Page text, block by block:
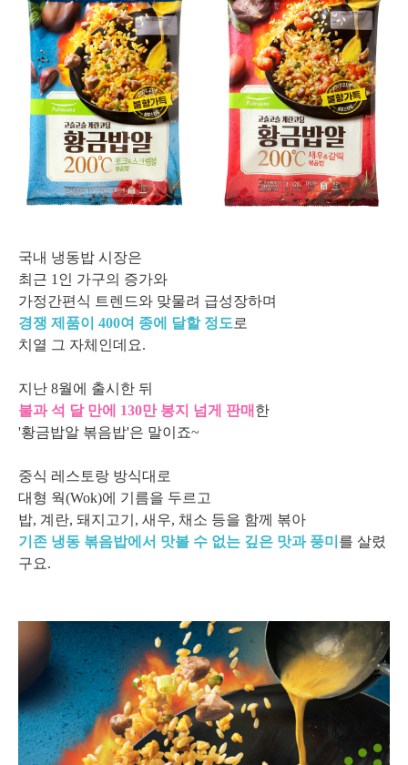
국내 냉동밥 시장은
최근 1 인 가구의 증가와
가정간편식 트렌드와 맞물려 급성장하며
경쟁 제품이 400여 종에 달할 정도 로
치열 그 자체인데요.
지난 8월에 출시한 뒤
불과 석 달 만에 130만 봉지 넘게 판매 한
'황금밥알 볶음밥'은 말이죠~
중식 레스토랑 방식대로
대형 웍(Wok)에 기름을 두르고
밥, 계란, 돼지고기, 새우, 채소 등을 함께 볶아
기존 냉동 볶음밥에서 맛볼 수 없는 깊은 맛과 풍미 를 살렸
구요.